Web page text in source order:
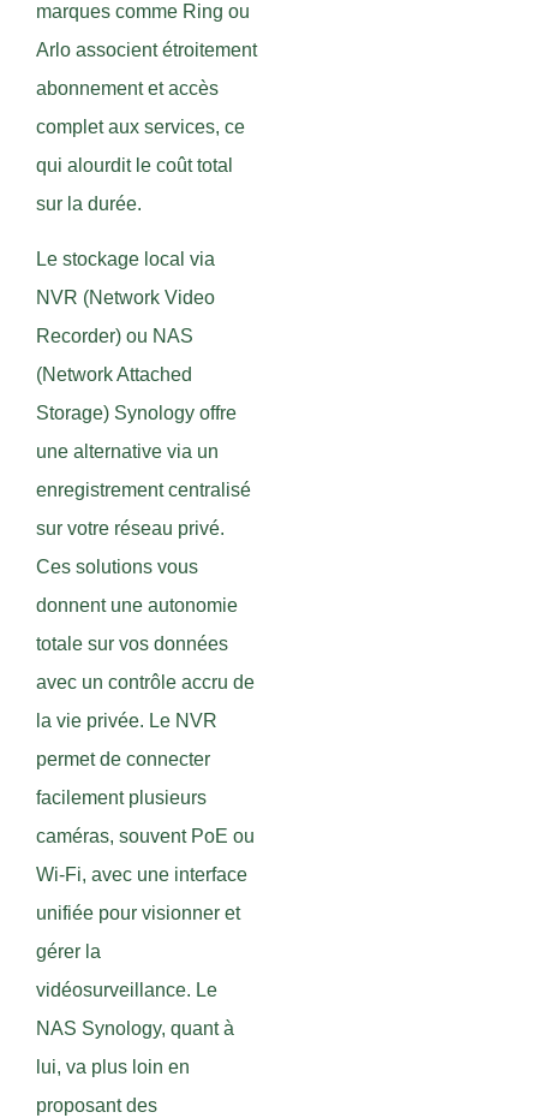
marques comme Ring ou
Arlo associent étroitement
abonnement et accès
complet aux services, ce
qui alourdit le coût total
sur la durée.
Le stockage local via
NVR (Network Video
Recorder) ou NAS
(Network Attached
Storage) Synology offre
une alternative via un
enregistrement centralisé
sur votre réseau privé.
Ces solutions vous
donnent une autonomie
totale sur vos données
avec un contrôle accru de
la vie privée. Le NVR
permet de connecter
facilement plusieurs
caméras, souvent PoE ou
Wi-Fi, avec une interface
unifiée pour visionner et
gérer la
vidéosurveillance. Le
NAS Synology, quant à
lui, va plus loin en
proposant des